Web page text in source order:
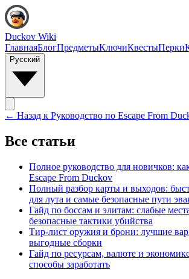
Duckov Wiki
ГлавнаяБлогПредметыКлючиКвестыПерки
Русский
← Назад к Руководство по Escape From
Все статьи
Полное руководство для новичков:
Escape From Duckov
Полный разбор карты и выходов:
для лута и самые безопасные пути
Гайд по боссам и элитам: слабые
безопасные тактики убийства
Тир-лист оружия и брони: лучшие
выгодные сборки
Гайд по ресурсам, валюте и
способы заработать